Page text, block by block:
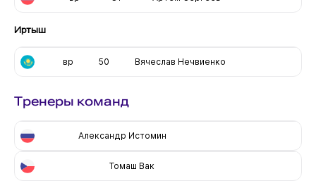
Иртыш
вр 50 Вячеслав Нечвиенко
Тренеры команд
Александр Истомин
Томаш Вак